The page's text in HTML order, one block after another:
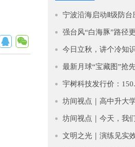
宁波沿海启动Ⅱ级防台
今日立秋，讲个冷知
最新月球“宝藏图”抢
宇树科技发行价：
文明之光｜​演练见实